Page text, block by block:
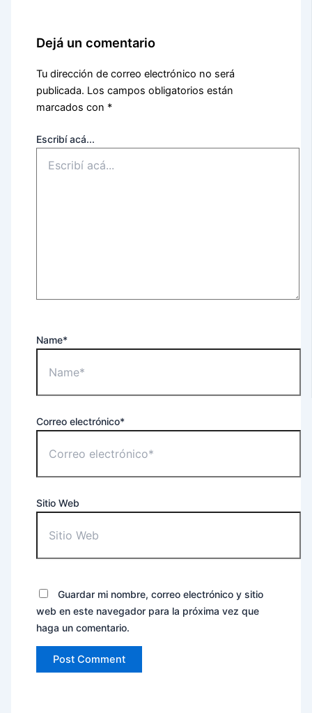
Dejá un comentario
Tu dirección de correo electrónico no será
publicada. Los campos obligatorios están
marcados con *
Escribí acá...
Name*
Correo electrónico*
Sitio Web
Guardar mi nombre, correo electrónico y sitio
web en este navegador para la próxima vez que
haga un comentario.